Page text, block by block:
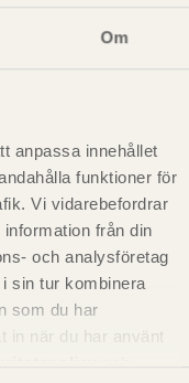
Om
anpassa innehållet
funktioner för
Vi vidarebefordrar
från din
och analysföretag
sin tur kombinera
som du har
in när du har använt